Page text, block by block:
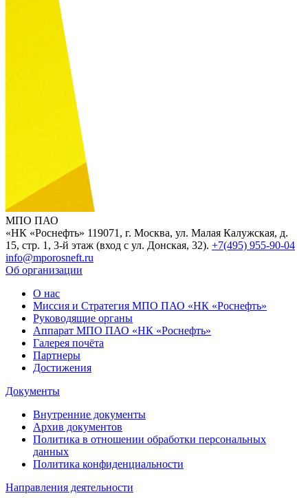
МПО ПАО
«НК «Роснефть» 119071, г. Москва, ул. Малая Калужская, д.
15, стр. 1, 3-й этаж (вход с ул. Донская, 32). +7(495) 955-90-04
info@mporosneft.ru
Об организации
О нас
Миссия и Стратегия МПО ПАО «НК «Роснефть»
Руководящие органы
Аппарат МПО ПАО «НК «Роснефть»
Галерея почёта
Партнеры
Достижения
Документы
Внутренние документы
Архив документов
Политика в отношении обработки персональных
данных
Политика конфиденциальности
Направления деятельности